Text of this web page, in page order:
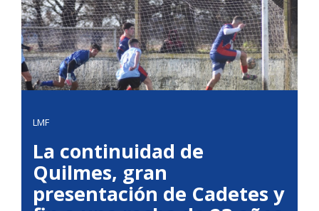
LMF
La continuidad de
Quilmes, gran
presentación de Cadetes y